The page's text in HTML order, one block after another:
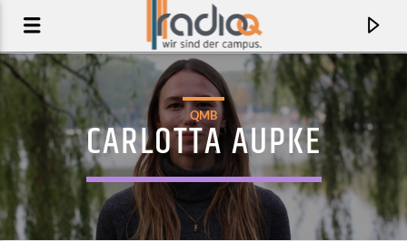
QMB
CARLOTTA AUPKE